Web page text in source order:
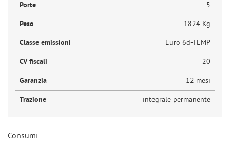
Porte 5
Peso 1824 Kg
Classe emissioni Euro 6d-TEMP
CV fiscali 20
Garanzia 12 mesi
Trazione integrale permanente
Consumi